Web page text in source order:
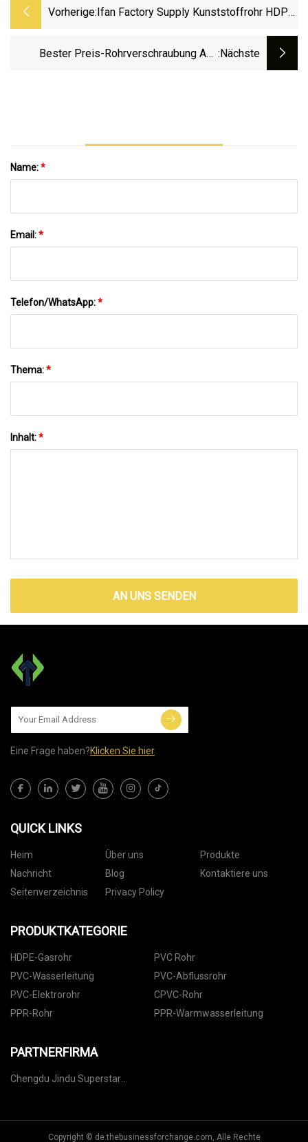
Vorherige:Ifan Factory Supply Kunststoffrohr HDPE
Bester Preis-Rohrverschraubung Aus :nächste
Name:*
Email:*
Telefon/WhatsApp:*
Thema:*
Inhalt:*
AN UNS SENDEN
Eine Frage haben?Klicken Sie hier
QUICK LINKS
Heim Über uns
Produkte
Nachricht
Blog
Kontaktiere uns
Seitenverzeichnis
Privacy Policy
PRODUKTKATEGORIE
HDPE-Gasrohr
PVC Rohr
PVC-Wasserleitung
PVC-Abflussrohr
PVC-Elektrorohr
CPVC-Rohr
PPR-Rohr
PPR-Warmwasserleitung
PARTNERFIRMA
Chengdu Jindu Superstar
Copyright © de.thebusinessforchange.com, Alle Rechte